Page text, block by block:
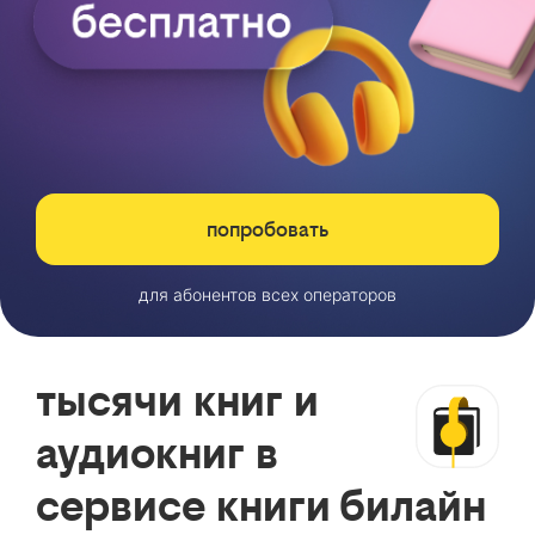
попробовать
для абонентов всех операторов
тысячи книг и
аудиокниг в
сервисе книги билайн